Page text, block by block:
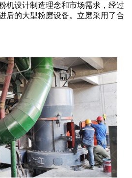
机设计制造理念和市场需求，经过
后的大型粉磨设备。立磨采用了合